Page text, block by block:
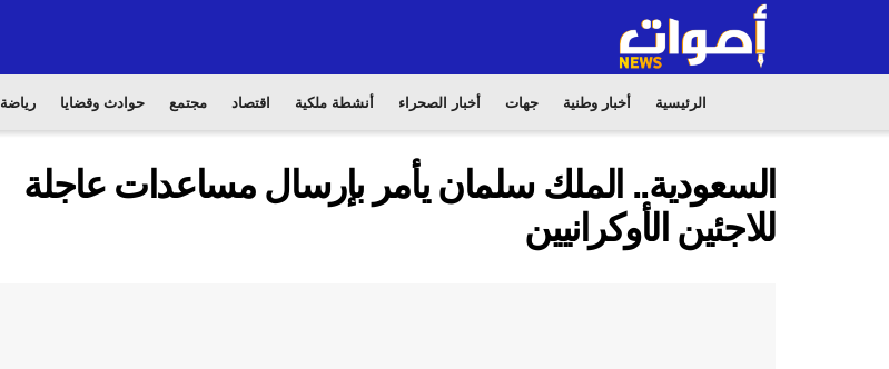
الرئيسية أخبار وطنية جهات أخبار الصحراء أنشطة ملكية اقتصاد مجتمع حوادث وقضايا رياضة
السعودية.. الملك سلمان يأمر بإرسال مساعدات عاجلة
للاجئين الأوكرانيين